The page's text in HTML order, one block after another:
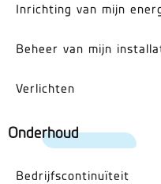
Inrichting van mijn
Beheer van mijn
Verlichten
Onderhoud
Bedrijfscontinuïteit